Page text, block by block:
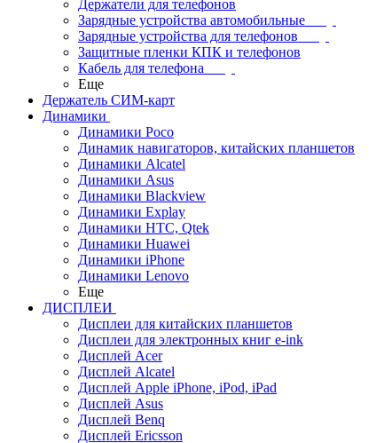
Держатели для телефонов
Зарядные устройства автомобильные
Зарядные устройства для телефонов
Защитные пленки КПК и телефонов
Кабель для телефона
Еще
Держатель СИМ-карт
Динамики
Динамики Poco
Динамик навигаторов, китайских планшетов
Динамики Alcatel
Динамики Asus
Динамики Blackview
Динамики Explay
Динамики HTC, Qtek
Динамики Huawei
Динамики iPhone
Динамики Lenovo
Еще
ДИСПЛЕИ
Дисплеи для китайских планшетов
Дисплеи для электронных книг e-ink
Дисплей Acer
Дисплей Alcatel
Дисплей Apple iPhone, iPod, iPad
Дисплей Asus
Дисплей Benq
Дисплей Ericsson